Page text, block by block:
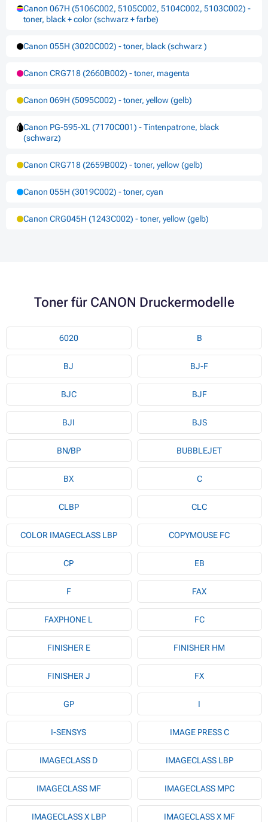
Canon 067H (5106C002, 5105C002, 5104C002, 5103C002) -
toner, black + color (schwarz + farbe)
Canon 055H (3020C002) - toner, black (schwarz )
Canon CRG718 (2660B002) - toner, magenta
Canon 069H (5095C002) - toner, yellow (gelb)
Canon PG-595-XL (7170C001) - Tintenpatrone, black
(schwarz)
Canon CRG718 (2659B002) - toner, yellow (gelb)
Canon 055H (3019C002) - toner, cyan
Canon CRG045H (1243C002) - toner, yellow (gelb)
Toner für CANON Druckermodelle
6020 B
BJ BJ-F
BJC BJF
BJI BJS
BN/BP BUBBLEJET
BX C
CLBP CLC
COLOR IMAGECLASS LBP COPYMOUSE FC
CP EB
F FAX
FAXPHONE L FC
FINISHER E FINISHER HM
FINISHER J FX
GP I
I-SENSYS IMAGE PRESS C
IMAGECLASS D IMAGECLASS LBP
IMAGECLASS MF IMAGECLASS MPC
IMAGECLASS X LBP IMAGECLASS X MF